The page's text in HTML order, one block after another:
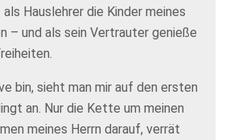
Hauslehrer die Kinder meines
– und als sein Vertrauter genieße
bin, sieht man mir auf den ersten
an. Nur die Kette um meinen
meines Herrn darauf, verrät